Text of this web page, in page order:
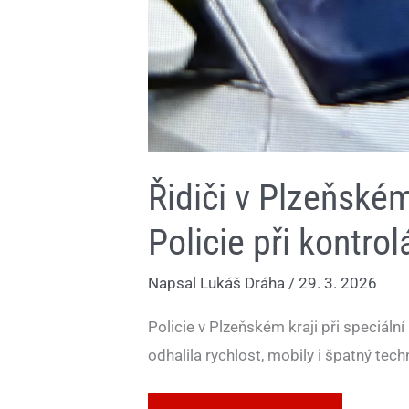
Řidiči v
Policie při
Napsal Lukáš Dráha / 29. 3. 2026
Policie v Plzeňském kraji při
odhalila rychlost, mobily i špatný